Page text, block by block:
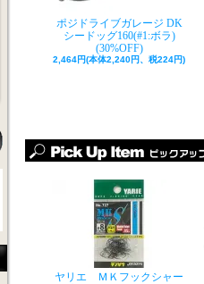
ポジドライブガレージ DK
シードッグ160(#1:ボラ)
(30%OFF)
2,464円(本体2,240円、税224円)
ヤリエ ＭＫフックシャー